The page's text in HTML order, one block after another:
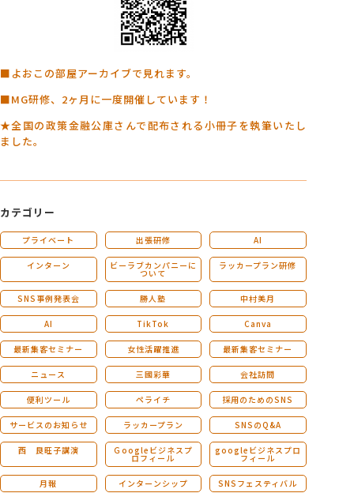
■よおこの部屋アーカイブで見れます。
■MG研修、2ヶ月に一度開催しています！
★全国の政策金融公庫さんで配布される小冊子を執筆いたし
ました。
カテゴリー
プライベート 出張研修 AI
インターン ビーラブカンパニーに
ついて
ラッカープラン研修
SNS事例発表会 勝人塾 中村美月
AI TikTok Canva
最新集客セミナー 女性活躍推進 最新集客セミナー
ニュース 三國彩華 会社訪問
便利ツール ペライチ 採用のためのSNS
サービスのお知らせ ラッカープラン SNSのQ&A
西 良旺子講演 Ｇoogleビジネスプ
ロフィール
googleビジネスプロ
フィール
月報 インターンシップ SNSフェスティバル